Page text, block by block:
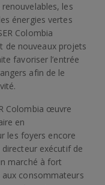
les
énergies vertes
Colombia
de nouveaux projets
favoriser l’entrée
afin de le
Colombia œuvre
en
les foyers encore
directeur exécutif de
marché à fort
consommateurs